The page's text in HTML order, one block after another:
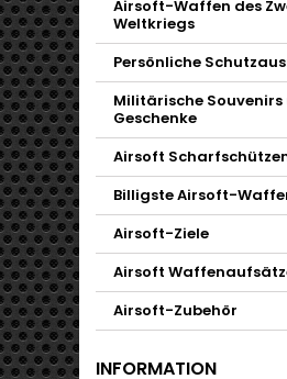
Airsoft-Waffen des
Weltkriegs
Persönliche
Militärische Souvenirs
Geschenke
Airsoft
Billigste Airsoft-
Airsoft-Ziele
Airsoft
Airsoft-Zubehör
INFORMATION